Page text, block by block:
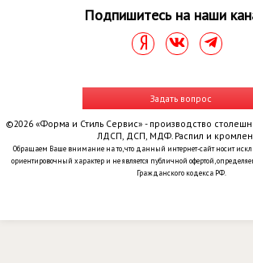
Подпишитесь на наши
Задать вопрос
©2026 «Форма и Стиль Сервис» - производство
ЛДСП, ДСП, МДФ. Распил и
Обращаем Ваше внимание на то, что данный интернет-сайт носит
ориентировочный характер и не является публичной офертой,
Гражданского кодекса РФ.